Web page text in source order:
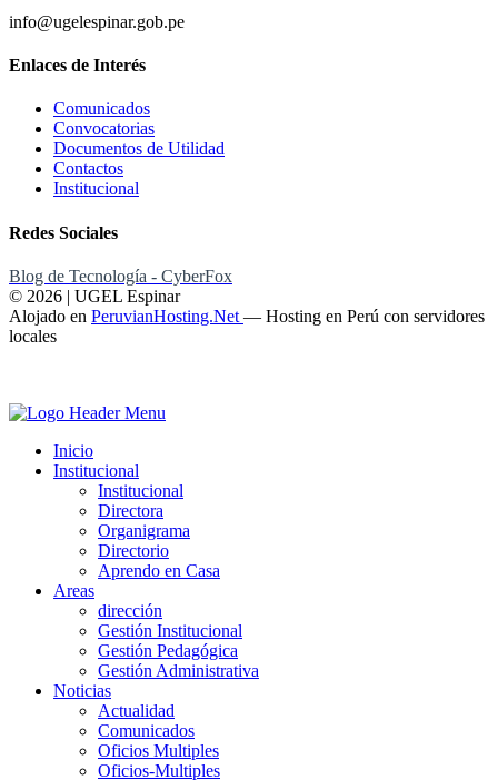
info@ugelespinar.gob.pe
Enlaces de Interés
Comunicados
Convocatorias
Documentos de Utilidad
Contactos
Institucional
Redes Sociales
Blog de Tecnología - CyberFox
© 2026 | UGEL Espinar
Alojado en PeruvianHosting.Net — Hosting en Perú con servidores
locales
Inicio
Institucional
Institucional
Directora
Organigrama
Directorio
Aprendo en Casa
Areas
dirección
Gestión Institucional
Gestión Pedagógica
Gestión Administrativa
Noticias
Actualidad
Comunicados
Oficios Multiples
Oficios-Multiples